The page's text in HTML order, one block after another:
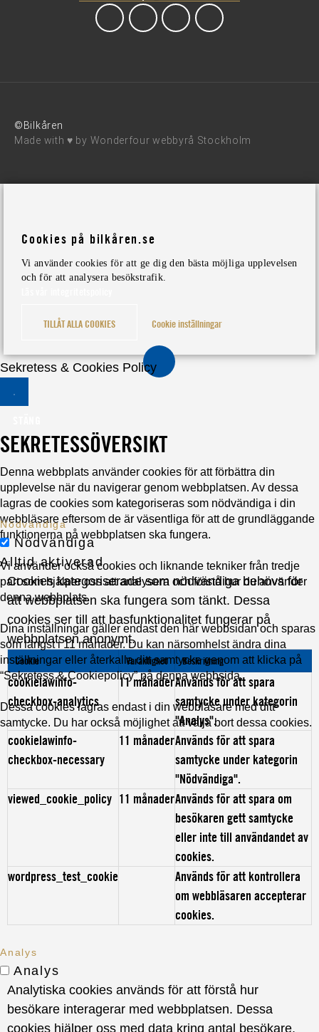
©Bilkåren
Made with ♥ by Wonderfour webbyrå Stockholm
Cookies på bilkåren.se
Vi använder cookies för att ge dig den bästa möjliga upplevelsen
och för att analysera besökstrafik.
TILLÅT ALLA COOKIES Cookie inställningar
Sekretess & Cookies Policy
SEKRETESSÖVERSIKT
Denna webbplats använder cookies för att förbättra din
upplevelse när du navigerar genom webbplatsen. Av dessa
lagras de cookies som kategoriseras som nödvändiga i din
webbläsare eftersom de är väsentliga för att de grundläggande
funktionerna på webbplatsen ska fungera.
Vi använder också cookies och liknande tekniker från tredje
part som hjälper oss att analysera och förstå hur du använder
denna webbplats.
Dina inställningar gäller endast den här webbsidan och sparas
som längst i 11 månader. Du kan närsomhelst ändra dina
inställningar eller återkalla ditt samtycke genom att klicka på
“Sekretess & Cookiepolicy” på denna webbsida.
Dessa cookies lagras endast i din webbläsare med ditt
samtycke. Du har också möjlighet att välja bort dessa cookies.
Nödvändiga
Nödvändiga
Alltid aktiverad
Cookies kategoriserade som nödvändiga behövs för
att webbplatsen ska fungera som tänkt. Dessa
cookies ser till att basfunktionalitet fungerar på
webbplatsen anonymt.
Cookie Varaktighet Beskrivning
cookielawinfo-
checkbox-analytics
11 månaderAnvänds för att spara
samtycke under kategorin
"Analys".
cookielawinfo-
checkbox-necessary
11 månaderAnvänds för att spara
samtycke under kategorin
"Nödvändiga".
viewed_cookie_policy 11 månaderAnvänds för att spara om
besökaren gett samtycke
eller inte till användandet av
cookies.
wordpress_test_cookie
Används för att kontrollera
om webbläsaren accepterar
cookies.
Analys
Analys
Analytiska cookies används för att förstå hur
besökare interagerar med webbplatsen. Dessa
cookies hjälper oss med data kring antal besökare,